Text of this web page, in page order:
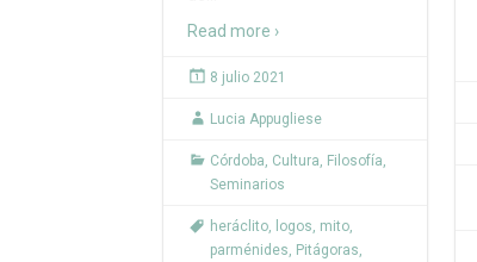
Read more ›
8 julio 2021
Lucia Appugliese
Córdoba, Cultura, Filosofía,
Seminarios
heráclito, logos, mito,
parménides, Pitágoras,